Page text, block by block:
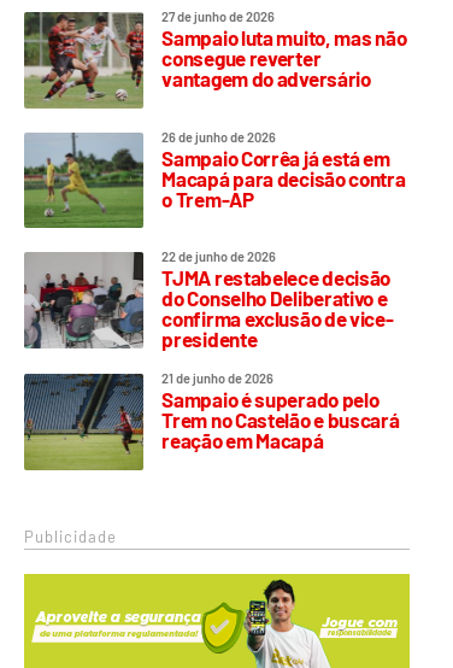
27 de junho de 2026
Sampaio luta muito, mas não
consegue reverter
vantagem do adversário
26 de junho de 2026
Sampaio Corrêa já está em
Macapá para decisão contra
o Trem-AP
22 de junho de 2026
TJMA restabelece decisão
do Conselho Deliberativo e
confirma exclusão de vice-
presidente
21 de junho de 2026
Sampaio é superado pelo
Trem no Castelão e buscará
reação em Macapá
Publicidade